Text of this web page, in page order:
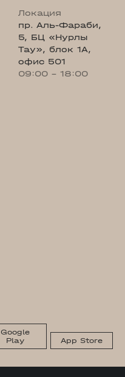
Локация
пр. Аль-Фараби,
5, БЦ «Нурлы
Тау», блок 1А,
офис 501
09:00 - 18:00
Google
Play
App Store